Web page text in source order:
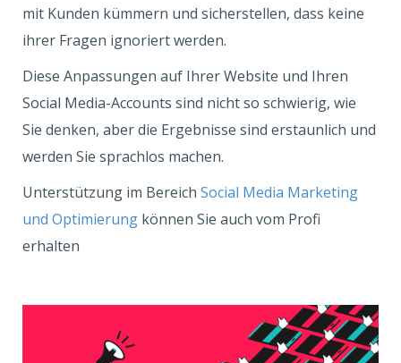
mit Kunden kümmern und sicherstellen, dass keine
ihrer Fragen ignoriert werden.
Diese Anpassungen auf Ihrer Website und Ihren
Social Media-Accounts sind nicht so schwierig, wie
Sie denken, aber die Ergebnisse sind erstaunlich und
werden Sie sprachlos machen.
Unterstützung im Bereich Social Media Marketing
und Optimierung können Sie auch vom Profi
erhalten